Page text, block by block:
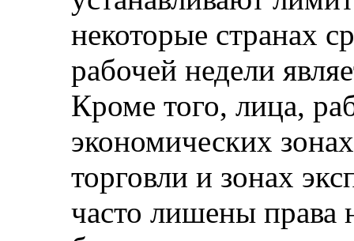
некоторые странах
рабочей недели
Кроме того, лица,
экономических
торговли и зонах
часто лишены права